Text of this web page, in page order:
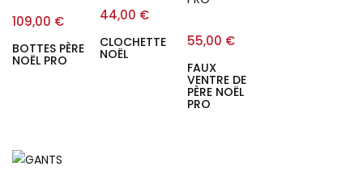
109,00 €
BOTTES PÈRE
NOËL PRO
44,00 €
CLOCHETTE
NOËL
55,00 €
FAUX
VENTRE DE
PÈRE NOËL
PRO